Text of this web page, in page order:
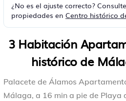
¿No es el ajuste correcto?
propiedades en Centro histórico
3 Habitación
histórico de
Palacete de Álamos
Málaga, a 16 min a pie de Playa